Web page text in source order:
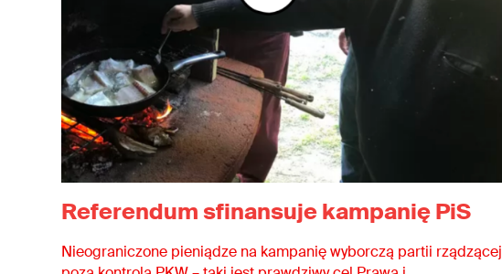
Referendum sfinansuje kampanię PiS
Nieograniczone pieniądze na kampanię wyborczą partii rządzącej